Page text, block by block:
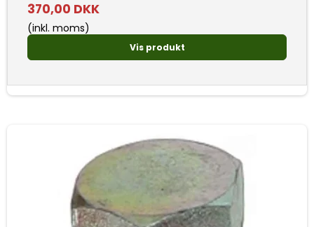
370,00 DKK
(inkl. moms)
Vis produkt